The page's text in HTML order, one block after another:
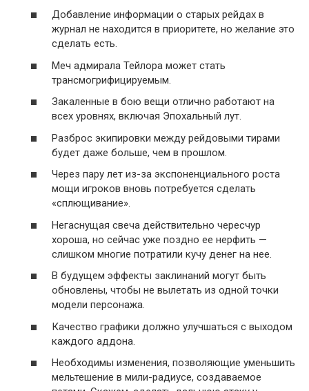
Добавление информации о старых рейдах в
журнал не находится в приоритете, но желание это
сделать есть.
Меч адмирала Тейлора может стать
трансмогрифицируемым.
Закаленные в бою вещи отлично работают на
всех уровнях, включая Эпохальный лут.
Разброс экипировки между рейдовыми тирами
будет даже больше, чем в прошлом.
Через пару лет из-за экспоненциального роста
мощи игроков вновь потребуется сделать
«сплющивание».
Негаснущая свеча действительно чересчур
хороша, но сейчас уже поздно ее нерфить —
слишком многие потратили кучу денег на нее.
В будущем эффекты заклинаний могут быть
обновлены, чтобы не вылетать из одной точки
модели персонажа.
Качество графики должно улучшаться с выходом
каждого аддона.
Необходимы изменения, позволяющие уменьшить
мельтешение в мили-радиусе, создаваемое